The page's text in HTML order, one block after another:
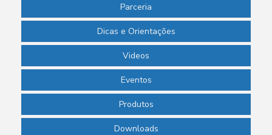
Parceria
Dicas e Orientações
Videos
Eventos
Produtos
Downloads